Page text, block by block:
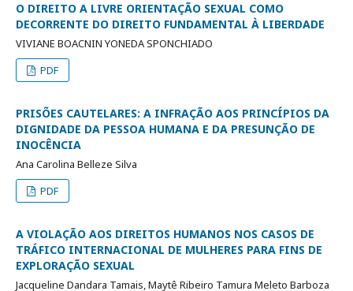
O DIREITO A LIVRE ORIENTAÇÃO SEXUAL COMO
DECORRENTE DO DIREITO FUNDAMENTAL À LIBERDADE
VIVIANE BOACNIN YONEDA SPONCHIADO
PDF
PRISÕES CAUTELARES: A INFRAÇÃO AOS PRINCÍPIOS DA
DIGNIDADE DA PESSOA HUMANA E DA PRESUNÇÃO DE
INOCÊNCIA
Ana Carolina Belleze Silva
PDF
A VIOLAÇÃO AOS DIREITOS HUMANOS NOS CASOS DE
TRÁFICO INTERNACIONAL DE MULHERES PARA FINS DE
EXPLORAÇÃO SEXUAL
Jacqueline Dandara Tamais, Maytê Ribeiro Tamura Meleto Barboza